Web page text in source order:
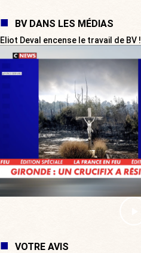
BV DANS LES MÉDIAS
Eliot Deval encense le travail de BV !
VOTRE AVIS